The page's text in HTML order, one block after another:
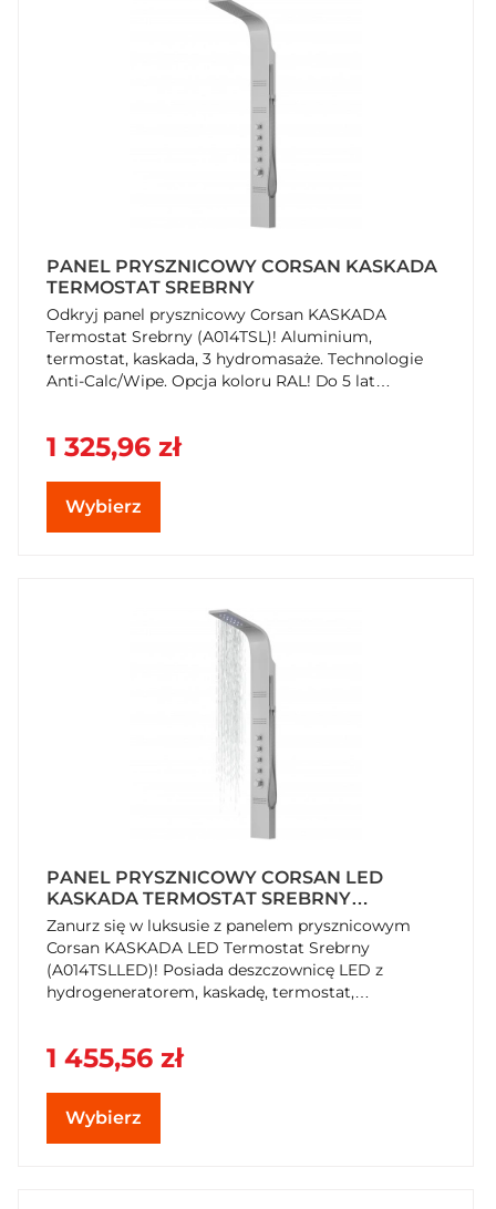
PANEL PRYSZNICOWY CORSAN KASKADA
TERMOSTAT SREBRNY
Odkryj panel prysznicowy Corsan KASKADA
Termostat Srebrny (A014TSL)! Aluminium,
termostat, kaskada, 3 hydromasaże. Technologie
Anti-Calc/Wipe. Opcja koloru RAL! Do 5 lat
1 325,96 zł
Wybierz
PANEL PRYSZNICOWY CORSAN LED
KASKADA TERMOSTAT SREBRNY
DESZCZOWNICA LED
Zanurz się w luksusie z panelem prysznicowym
Corsan KASKADA LED Termostat Srebrny
(A014TSLLED)! Posiada deszczownicę LED z
hydrogeneratorem, kaskadę, termostat,
1 455,56 zł
Wybierz